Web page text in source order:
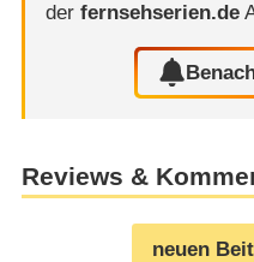
der fernsehserien.de
Reviews &
neuen